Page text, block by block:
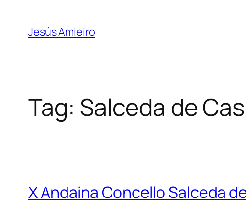
content
Jesús Amieiro
Tag: Salceda de
X Andaina Concello Salceda